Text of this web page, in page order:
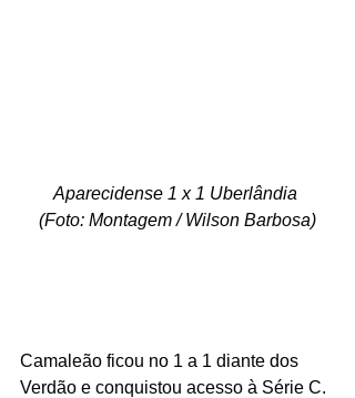
Aparecidense 1 x 1 Uberlândia
(Foto: Montagem / Wilson Barbosa)
Camaleão ficou no 1 a 1 diante dos
Verdão e conquistou acesso à Série C.